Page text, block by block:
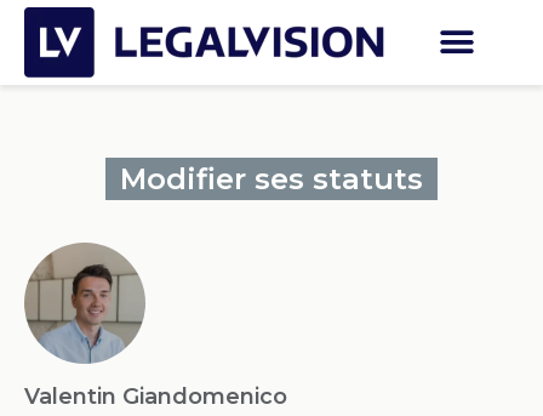
Modifier ses statuts
Valentin Giandomenico